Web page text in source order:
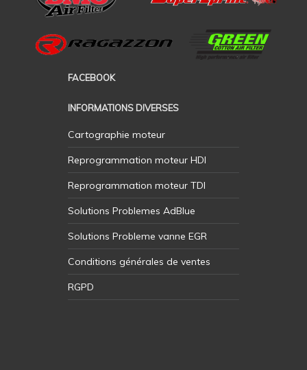
FACEBOOK
INFORMATIONS DIVERSES
Cartographie moteur
Reprogrammation moteur HDI
Reprogrammation moteur TDI
Solutions Problemes AdBlue
Solutions Probleme vanne EGR
Conditions générales de ventes
RGPD